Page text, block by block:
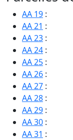
AA 19 :
AA 21 :
AA 23 :
AA 24 :
AA 25 :
AA 26 :
AA 27 :
AA 28 :
AA 29 :
AA 30 :
AA 31 :